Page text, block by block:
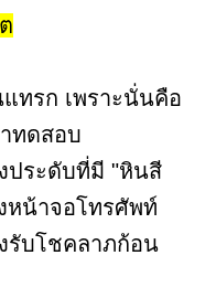
ทรก เพราะนั่นคือ
ทดสอบ
ประดับที่มี "หินสี
หน้าจอโทรศัพท์
รับโชคลาภก้อน